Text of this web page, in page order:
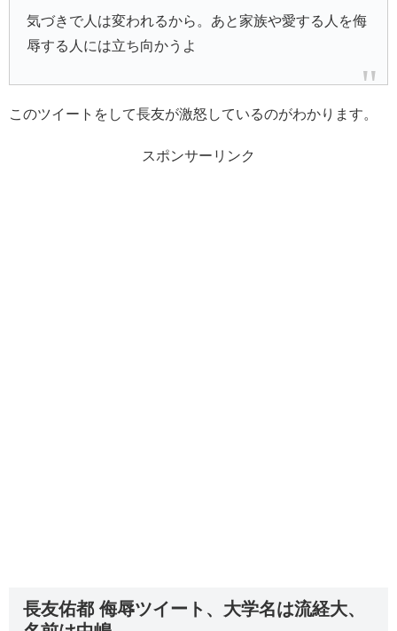
気づきで人は変われるから。あと家族や愛する人を侮
辱する人には立ち向かうよ
このツイートをして長友が激怒しているのがわかります。
スポンサーリンク
長友佑都 侮辱ツイート、大学名は流経大、